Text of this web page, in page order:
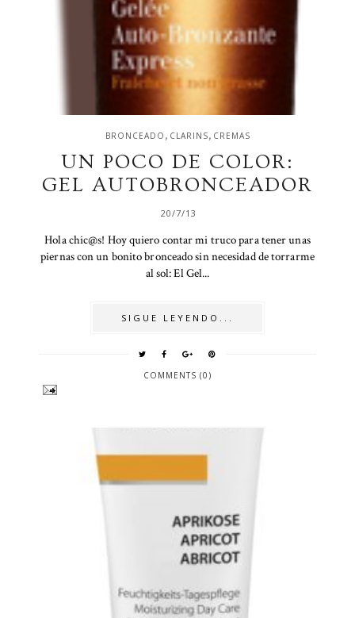
BRONCEADO , CLARINS, CREMAS
UN POCO DE COLOR:
GEL AUTOBRONCEADOR
20/7/13
Hola chic@s! Hoy quiero contar mi truco para tener unas
piernas con un bonito bronceado sin necesidad de torrarme
al sol: El Gel...
SIGUE LEYENDO...
COMMENTS (0)